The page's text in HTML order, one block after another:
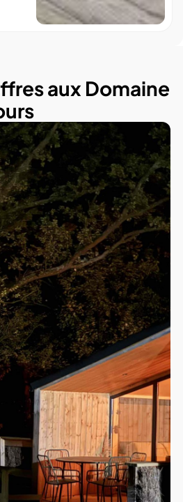
aux Domaine